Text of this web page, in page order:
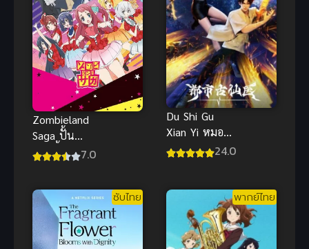
Zombieland
Saga ปั้น
ซอมบี้ให้เป็น
7.0
Du Shi Gu
Xian Yi หมอ
อมตะ ซับไทย24.0
ซับไทย พากย์ไทย